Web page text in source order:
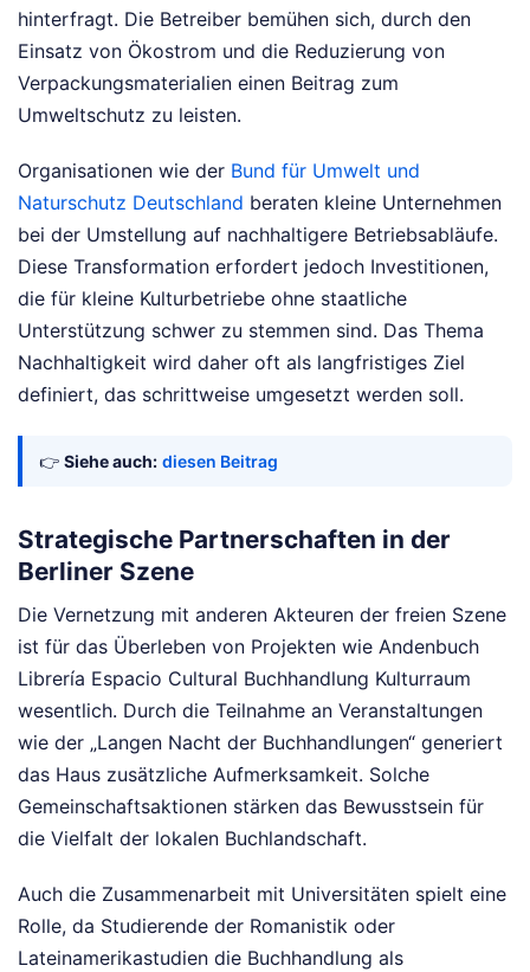
hinterfragt. Die Betreiber bemühen sich, durch den
Einsatz von Ökostrom und die Reduzierung von
Verpackungsmaterialien einen Beitrag zum
Umweltschutz zu leisten.
Organisationen wie der Bund für Umwelt und
Naturschutz Deutschland beraten kleine Unternehmen
bei der Umstellung auf nachhaltigere Betriebsabläufe.
Diese Transformation erfordert jedoch Investitionen,
die für kleine Kulturbetriebe ohne staatliche
Unterstützung schwer zu stemmen sind. Das Thema
Nachhaltigkeit wird daher oft als langfristiges Ziel
definiert, das schrittweise umgesetzt werden soll.
👉 Siehe auch: diesen Beitrag
Strategische Partnerschaften in der
Berliner Szene
Die Vernetzung mit anderen Akteuren der freien Szene
ist für das Überleben von Projekten wie Andenbuch
Librería Espacio Cultural Buchhandlung Kulturraum
wesentlich. Durch die Teilnahme an Veranstaltungen
wie der „Langen Nacht der Buchhandlungen“ generiert
das Haus zusätzliche Aufmerksamkeit. Solche
Gemeinschaftsaktionen stärken das Bewusstsein für
die Vielfalt der lokalen Buchlandschaft.
Auch die Zusammenarbeit mit Universitäten spielt eine
Rolle, da Studierende der Romanistik oder
Lateinamerikastudien die Buchhandlung als